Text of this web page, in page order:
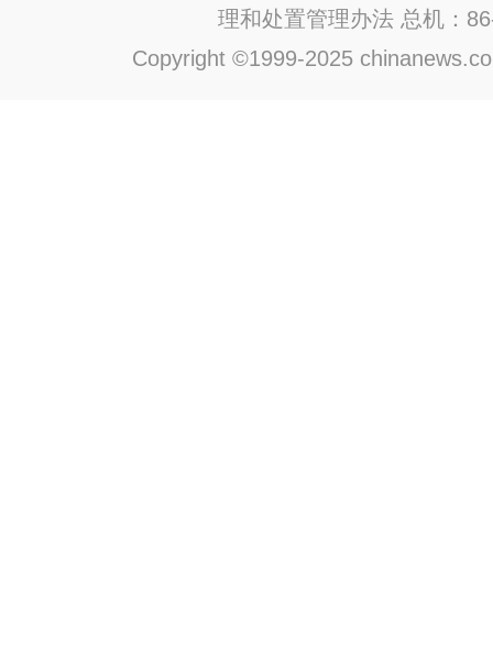
理和处置管理办法 总机：
Copyright ©1999-2025